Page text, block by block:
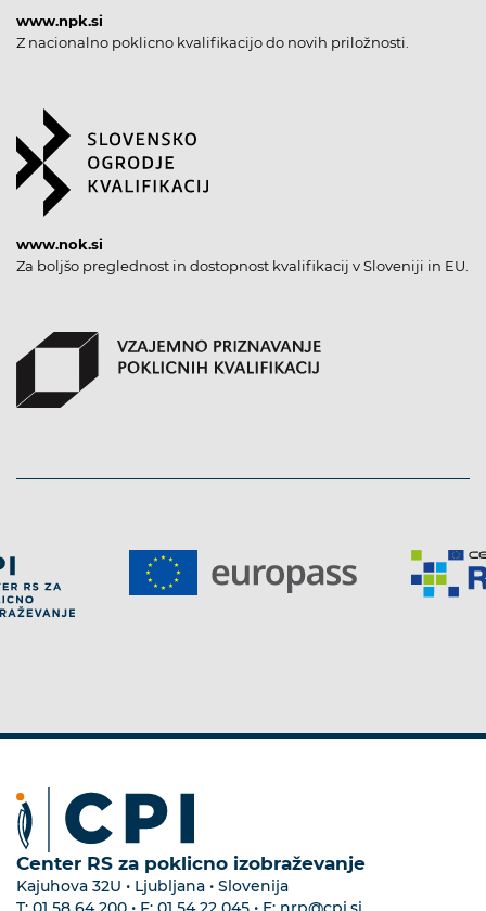
www.npk.si
Z nacionalno poklicno kvalifikacijo do novih priložnosti.
www.nok.si
Za boljšo preglednost in dostopnost kvalifikacij v Sloveniji in EU.
Center RS za poklicno izobraževanje
Kajuhova 32U • Ljubljana • Slovenija